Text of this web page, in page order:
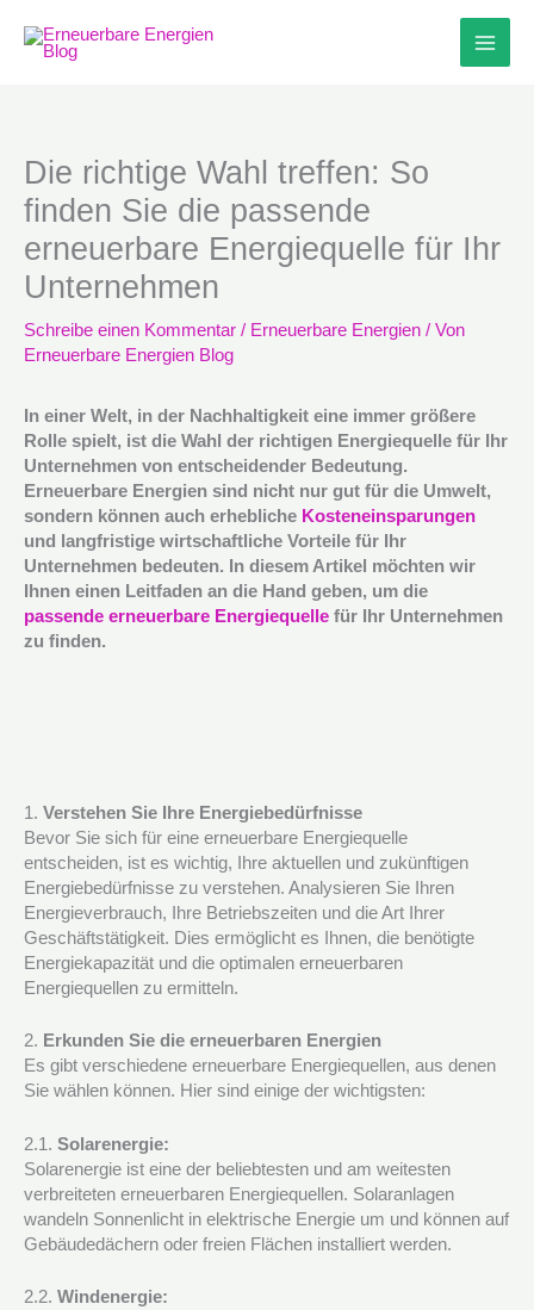
Inhalt
springen
Die richtige Wahl treffen: So
finden Sie die passende
erneuerbare Energiequelle für Ihr
Unternehmen
Schreibe einen Kommentar / Erneuerbare Energien / Von
Erneuerbare Energien Blog
In einer Welt, in der Nachhaltigkeit eine immer größere
Rolle spielt, ist die Wahl der richtigen Energiequelle für Ihr
Unternehmen von entscheidender Bedeutung.
Erneuerbare Energien sind nicht nur gut für die Umwelt,
sondern können auch erhebliche Kosteneinsparungen
und langfristige wirtschaftliche Vorteile für Ihr
Unternehmen bedeuten. In diesem Artikel möchten wir
Ihnen einen Leitfaden an die Hand geben, um die
passende erneuerbare Energiequelle für Ihr Unternehmen
zu finden.
1. Verstehen Sie Ihre Energiebedürfnisse
Bevor Sie sich für eine erneuerbare Energiequelle
entscheiden, ist es wichtig, Ihre aktuellen und zukünftigen
Energiebedürfnisse zu verstehen. Analysieren Sie Ihren
Energieverbrauch, Ihre Betriebszeiten und die Art Ihrer
Geschäftstätigkeit. Dies ermöglicht es Ihnen, die benötigte
Energiekapazität und die optimalen erneuerbaren
Energiequellen zu ermitteln.
2. Erkunden Sie die erneuerbaren Energien
Es gibt verschiedene erneuerbare Energiequellen, aus denen
Sie wählen können. Hier sind einige der wichtigsten:
2.1. Solarenergie:
Solarenergie ist eine der beliebtesten und am weitesten
verbreiteten erneuerbaren Energiequellen. Solaranlagen
wandeln Sonnenlicht in elektrische Energie um und können auf
Gebäudedächern oder freien Flächen installiert werden.
2.2. Windenergie: